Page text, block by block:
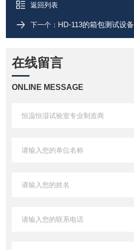
返回列表
下一个： HD-113的箱包测试设备
在线留言
ONLINE MESSAGE